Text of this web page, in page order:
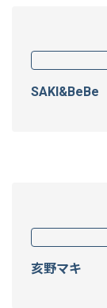
SAKI&BeBe
亥野マキ